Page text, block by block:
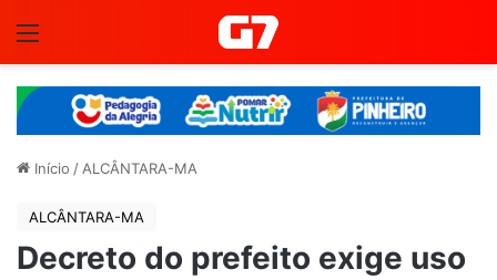
Início / ALCÂNTARA-MA
ALCÂNTARA-MA
Decreto do prefeito exige uso